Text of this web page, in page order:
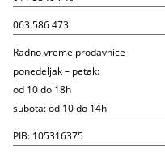
063 586 473
Radno vreme prodavnice
ponedeljak – petak:
od 10 do 18h
subota: od 10 do 14h
PIB: 105316375